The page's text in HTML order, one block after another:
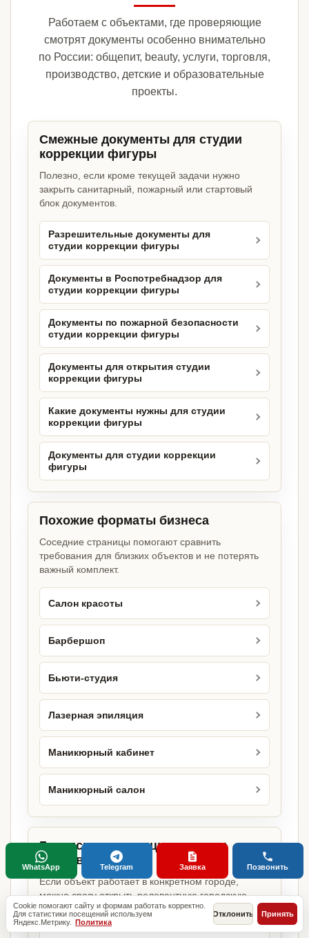
Работаем с объектами, где проверяющие
смотрят документы особенно внимательно
по России: общепит, beauty, услуги, торговля,
производство, детские и образовательные
проекты.
Смежные документы для студии
коррекции фигуры
Полезно, если кроме текущей задачи нужно
закрыть санитарный, пожарный или стартовый
блок документов.
Разрешительные документы для
студии коррекции фигуры
Документы в Роспотребнадзор для
студии коррекции фигуры
Документы по пожарной безопасности
студии коррекции фигуры
Документы для открытия студии
коррекции фигуры
Какие документы нужны для студии
коррекции фигуры
Документы для студии коррекции
фигуры
Похожие форматы бизнеса
Соседние страницы помогают сравнить
требования для близких объектов и не потерять
важный комплект.
Салон красоты
Барбершоп
Бьюти-студия
Лазерная эпиляция
Маникюрный кабинет
Маникюрный салон
Городские страницы по этому
направлению
Если объект работает в конкретном городе,
можно сразу открыть релевантную городскую
страницу.
Cookie помогают сайту и формам работать корректно.
Для статистики посещений используем
Яндекс.Метрику. Политика
Отклонить Принять
WhatsApp Telegram Заявка Позвонить